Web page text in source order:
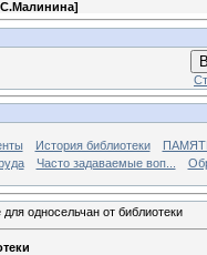
]
История библиотеки
Часто задаваемые воп...
односельчан от библиотеки